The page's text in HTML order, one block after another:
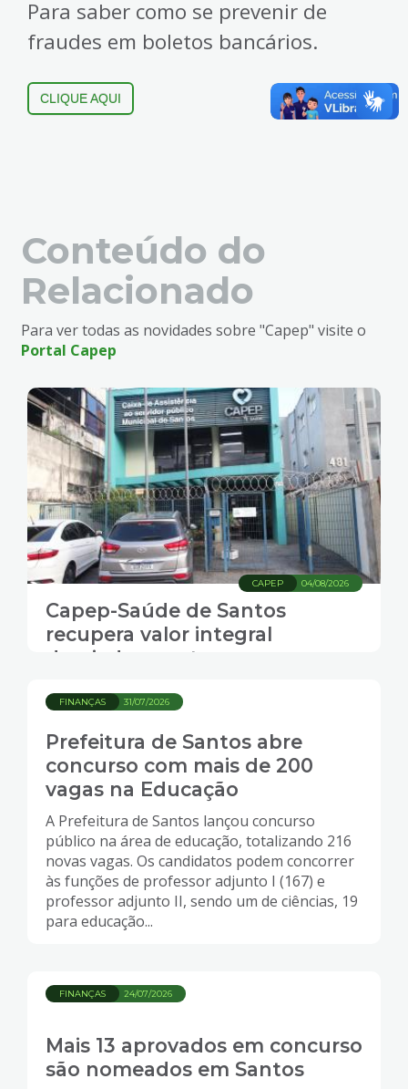
Para saber como se prevenir de
fraudes em boletos bancários.
CLIQUE AQUI
Conteúdo do
Relacionado
Para ver todas as novidades sobre "Capep" visite o
Portal Capep
04/08/2026
CAPEP
Capep-Saúde de Santos
recupera valor integral
desviado em ataque
31/07/2026
FINANÇAS
Prefeitura de Santos abre
concurso com mais de 200
vagas na Educação
A Prefeitura de Santos lançou concurso
público na área de educação, totalizando 216
novas vagas. Os candidatos podem concorrer
às funções de professor adjunto I (167) e
professor adjunto II, sendo um de ciências, 19
para educação...
24/07/2026
FINANÇAS
Mais 13 aprovados em concurso
são nomeados em Santos